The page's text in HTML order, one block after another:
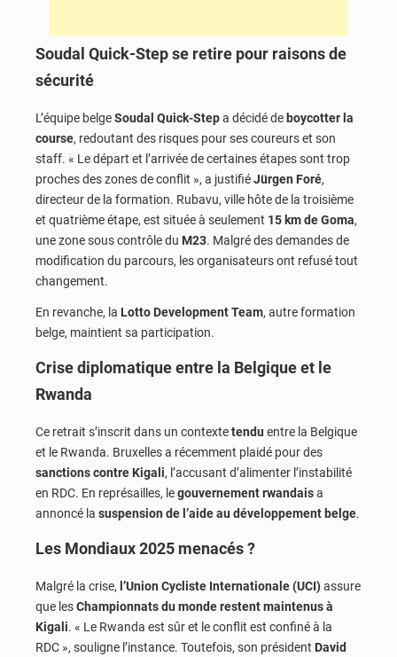
Soudal Quick-Step se retire pour raisons de
sécurité
L’équipe belgeSoudal Quick-Stepa décidé de boycotter la
course, redoutant des risques pour ses coureurs et son
staff. « Le départ et l’arrivée de certaines étapes sont trop
proches des zones de conflit », a justifiéJürgen Foré,
directeur de la formation. Rubavu, ville hôte de la troisième
et quatrième étape, est située à seulement 15 km de Goma,
une zone sous contrôle du M23. Malgré des demandes de
modification du parcours, les organisateurs ont refusé tout
changement.
En revanche, la Lotto Development Team, autre formation
belge, maintient sa participation.
Crise diplomatique entre la Belgique et le
Rwanda
Ce retrait s’inscrit dans un contextetendu entre la Belgique
et le Rwanda. Bruxelles a récemment plaidé pour des
sanctions contre Kigali, l’accusant d’alimenter l’instabilité
en RDC. En représailles, legouvernement rwandaisa
annoncé la suspension de l’aide au développement belge.
Les Mondiaux 2025 menacés ?
Malgré la crise, l’Union Cycliste Internationale (UCI)assure
que lesChampionnats du monde restent maintenus à
Kigali. « Le Rwanda est sûr et le conflit est confiné à la
RDC », souligne l’instance. Toutefois, son président David